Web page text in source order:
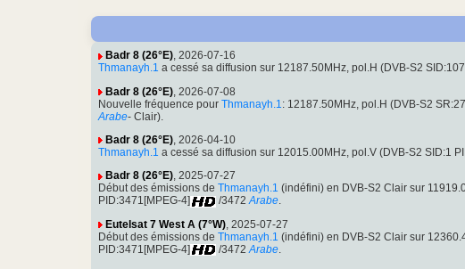
Badr 8 (26°E), 2026-07-16
Thmanayh.1 a cessé sa diffusion sur 12187.50MHz, pol.H (DVB-S2
Badr 8 (26°E) , 2026-07-08
Nouvelle fréquence pour Thmanayh.1 : 12187.50MHz, pol.H (DVB-S2
Arabe- Clair).
Badr 8 (26°E), 2026-04-10
Thmanayh.1 a cessé sa diffusion sur 12015.00MHz, pol.V (DVB-S2 SID:1
Badr 8 (26°E), 2025-07-27
Début des émissions de Thmanayh.1 (indéfini) en DVB-S2 Clair sur
PID:3471[MPEG-4]
/3472 Arabe.
Eutelsat 7 West A (7°W) , 2025-07-27
Début des émissions de Thmanayh.1 (indéfini) en DVB-S2 Clair sur
PID:3471[MPEG-4]
/3472 Arabe